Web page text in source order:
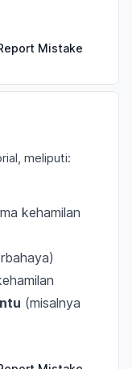
Mistake
meliputi:
kehamilan
(misalnya